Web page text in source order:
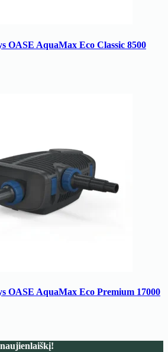
OASE AquaMax Eco Classic 8500
OASE AquaMax Eco Premium 17000